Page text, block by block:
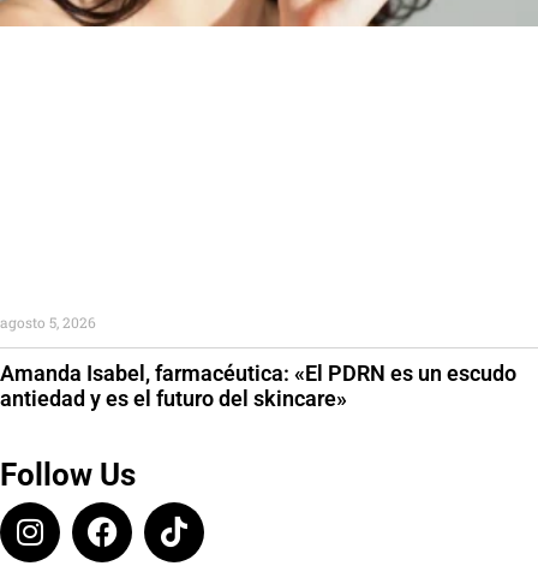
Amanda Isabel, farmacéutica: «El PDRN es un escudo
antiedad y es el futuro del skincare»
agosto 5, 2026
Follow Us